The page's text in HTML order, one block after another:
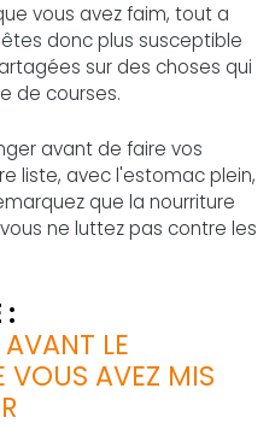
vous avez faim, tout a
donc plus susceptible
sur des choses qui
de courses.
avant de faire vos
liste, avec l'estomac plein,
que la nourriture
ne luttez pas contre les
:
LE
VOUS AVEZ MIS